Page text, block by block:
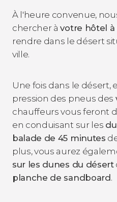
À l'heure convenue,
chercher àvotre hôtel à
rendre dans le désert
ville.
Une fois dans le désert,
pression des pneus des
chauffeurs vous feront
en conduisant sur les
balade de 45 minutes
plus, vous aurez
sur les dunes du désert
planche de sandboard.